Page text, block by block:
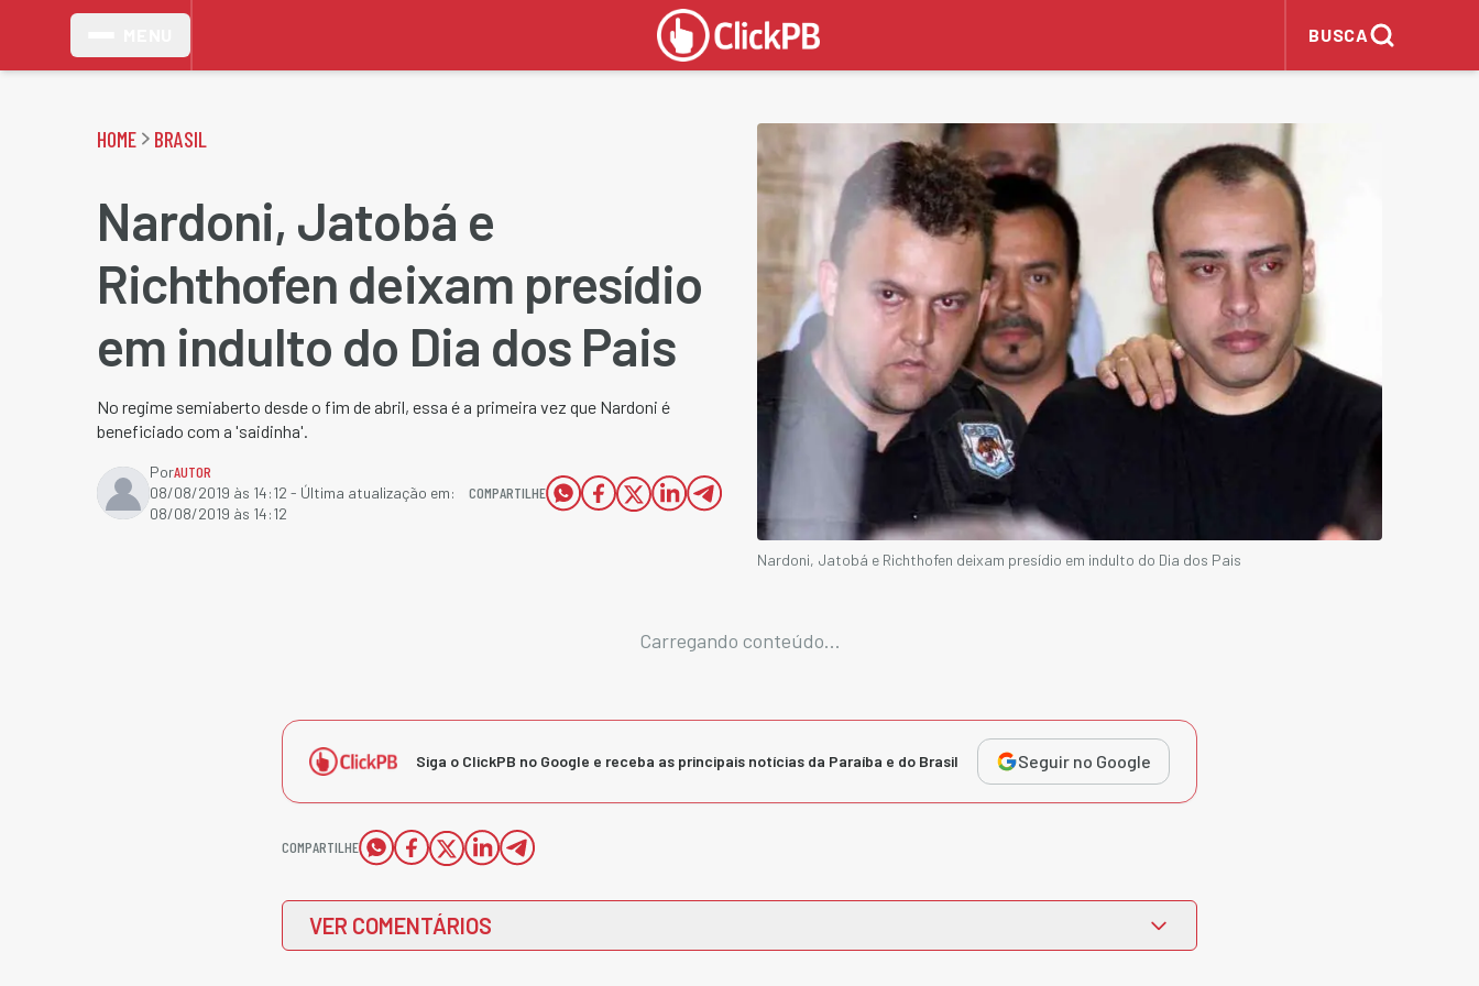
BUSCA
HOME BRASIL
Nardoni, Jatobá e
Richthofen deixam presídio
em indulto do Dia dos Pais
No regime semiaberto desde o fim de abril, essa é a primeira vez que Nardoni é
beneficiado com a 'saidinha'.
PorAUTOR
08/08/2019 às 14:12 - Última atualização em:
08/08/2019 às 14:12
COMPARTILHE
Nardoni, Jatobá e Richthofen deixam presídio em indulto do Dia dos Pais
Carregando conteúdo...
Siga o ClickPB no Google e receba as principais notícias da Paraíba e do Brasil Seguir no Google
COMPARTILHE
VER COMENTÁRIOS